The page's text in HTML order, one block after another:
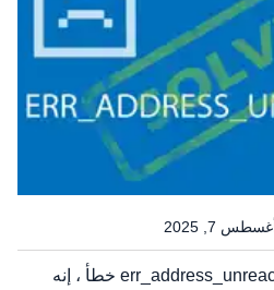
عندما يرمي المتصفح err_address_unreachable خطأ ، إنه